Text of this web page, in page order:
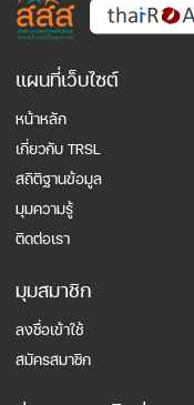
แผนที่เว็บไซต์
หน้าหลัก
เกี่ยวกับ TRSL
สถิติฐานข้อมูล
มุมความรู้
ติดต่อเรา
มุมสมาชิก
ลงชื่อเข้าใช้
สมัครสมาชิก